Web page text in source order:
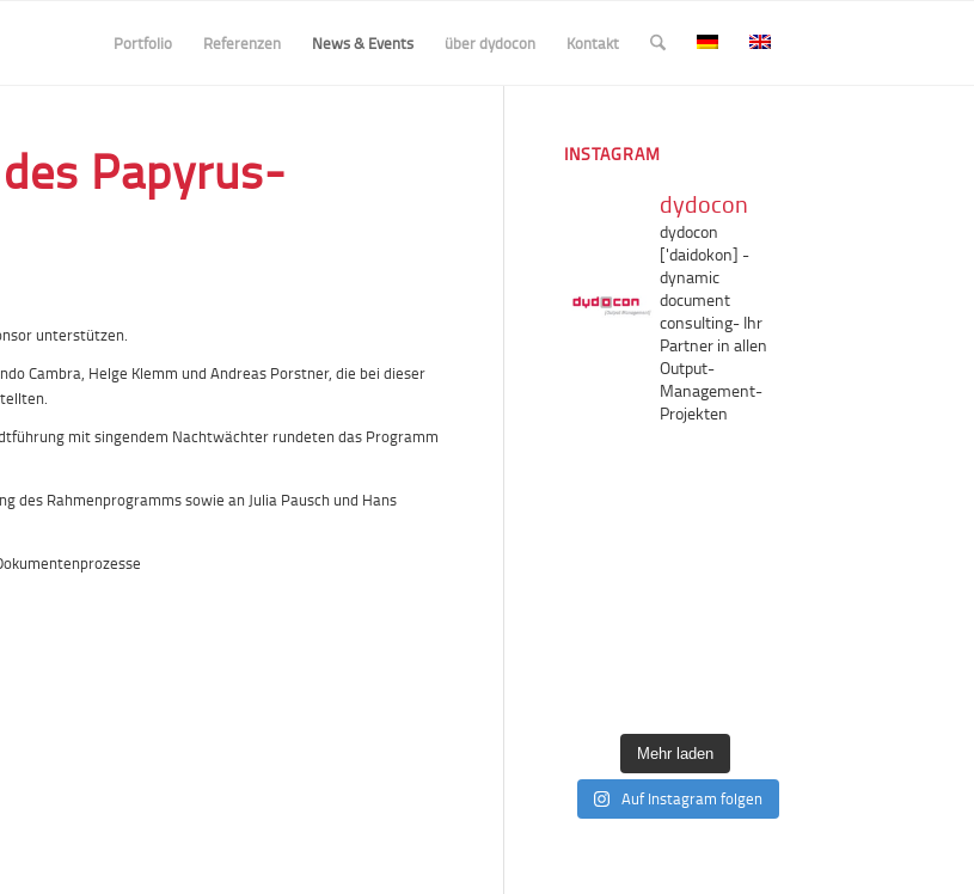
Portfolio Referenzen News & Events über dydocon Kontakt
Papyrus-
unterstützen.
Cambra, Helge Klemm und Andreas Porstner, die bei dieser
mit singendem Nachtwächter rundeten das Programm
des Rahmenprogramms sowie an Julia Pausch und Hans
INSTAGRAM
dydocon
dydocon
['daidokon] -
dynamic
document
consulting- Ihr
Partner in allen
Output-
Management-
Projekten
Mehr laden
Auf Instagram folgen